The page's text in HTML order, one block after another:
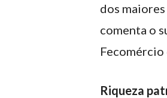
dos
comenta o
Fecomércio
Riqueza